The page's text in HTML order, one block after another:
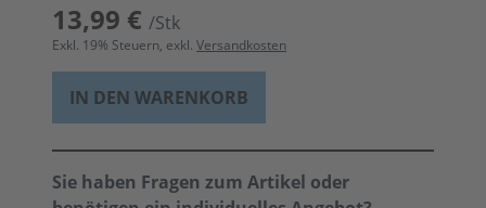
13,99 € /Stk
Exkl. 19% Steuern, exkl. Versandkosten
IN DEN WARENKORB
Sie haben Fragen zum Artikel oder